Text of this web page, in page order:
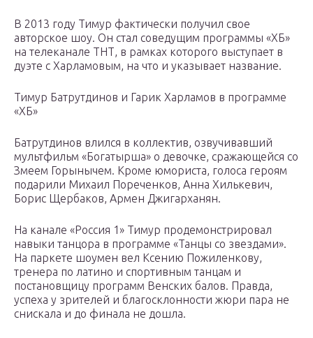
В 2013 году Тимур фактически получил свое
авторское шоу. Он стал соведущим программы «ХБ»
на телеканале ТНТ, в рамках которого выступает в
дуэте с Харламовым, на что и указывает название.
Тимур Батрутдинов и Гарик Харламов в программе
«ХБ»
Батрутдинов влился в коллектив, озвучивавший
мультфильм «Богатырша» о девочке, сражающейся со
Змеем Горынычем. Кроме юмориста, голоса героям
подарили Михаил Пореченков, Анна Хилькевич,
Борис Щербаков, Армен Джигарханян.
На канале «Россия 1» Тимур продемонстрировал
навыки танцора в программе «Танцы со звездами».
На паркете шоумен вел Ксению Пожиленкову,
тренера по латино и спортивным танцам и
постановщицу программ Венских балов. Правда,
успеха у зрителей и благосклонности жюри пара не
снискала и до финала не дошла.